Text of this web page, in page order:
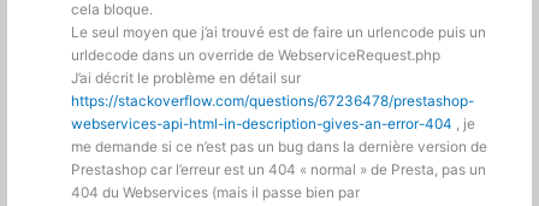
cela bloque.
Le seul moyen que j’ai trouvé est de faire un urlencode puis un
urldecode dans un override de WebserviceRequest.php
J’ai décrit le problème en détail sur
https://stackoverflow.com/questions/67236478/prestashop-
webservices-api-html-in-description-gives-an-error-404 , je
me demande si ce n’est pas un bug dans la dernière version de
Prestashop car l’erreur est un 404 « normal » de Presta, pas un
404 du Webservices (mais il passe bien par